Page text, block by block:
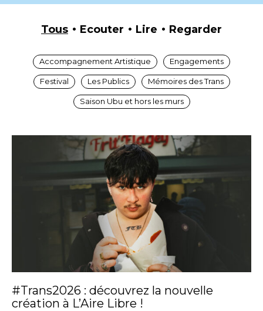
Tous Ecouter Lire Regarder
Accompagnement Artistique Engagements
Festival Les Publics Mémoires des Trans
Saison Ubu et hors les murs
#Trans2026 : découvrez la nouvelle
création à L’Aire Libre !